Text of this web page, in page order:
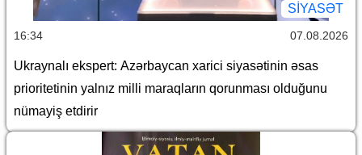
SİYASƏT
16:34 07.08.2026
Ukraynalı ekspert: Azərbaycan xarici siyasətinin əsas
prioritetinin yalnız milli maraqların qorunması olduğunu
nümayiş etdirir